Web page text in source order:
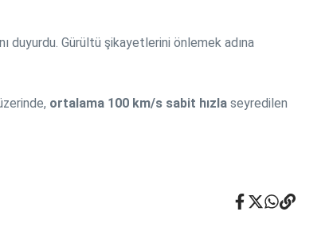
duyurdu. Gürültü şikayetlerini önlemek adına
ortalama 100 km/s sabit hızla seyredilen